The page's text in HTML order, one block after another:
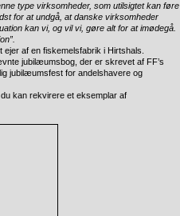
type virksomheder, som utilsigtet kan føre
for at undgå, at danske virksomheder
kan vi, og vil vi, gøre alt for at imødegå.
af en fiskemelsfabrik i Hirtshals.
jubilæumsbog, der er skrevet af FF’s
jubilæumsfest for andelshavere og
kan rekvirere et eksemplar af